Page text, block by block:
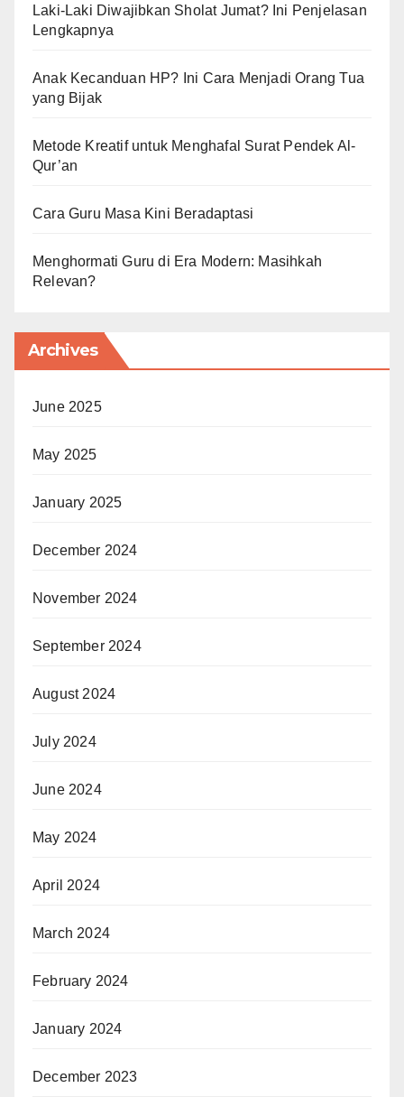
Laki-Laki Diwajibkan Sholat Jumat? Ini Penjelasan
Lengkapnya
Anak Kecanduan HP? Ini Cara Menjadi Orang Tua
yang Bijak
Metode Kreatif untuk Menghafal Surat Pendek Al-
Qur’an
Cara Guru Masa Kini Beradaptasi
Menghormati Guru di Era Modern: Masihkah
Relevan?
Archives
June 2025
May 2025
January 2025
December 2024
November 2024
September 2024
August 2024
July 2024
June 2024
May 2024
April 2024
March 2024
February 2024
January 2024
December 2023